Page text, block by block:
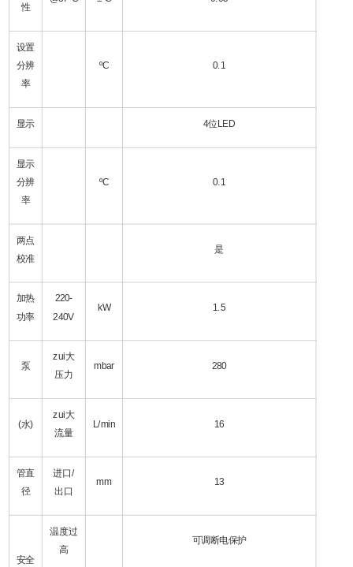
性
设置
分辨
率
ºC 0.1
显示 4位LED
显示
分辨
率
ºC 0.1
两点
校准
是
加热
功率
220-
240V
kW 1.5
泵
zui大
压力
mbar 280
(水)
zui大
流量
L/min 16
管直
径
进口/
出口
mm 13
安全
温度过
高
可调断电保护